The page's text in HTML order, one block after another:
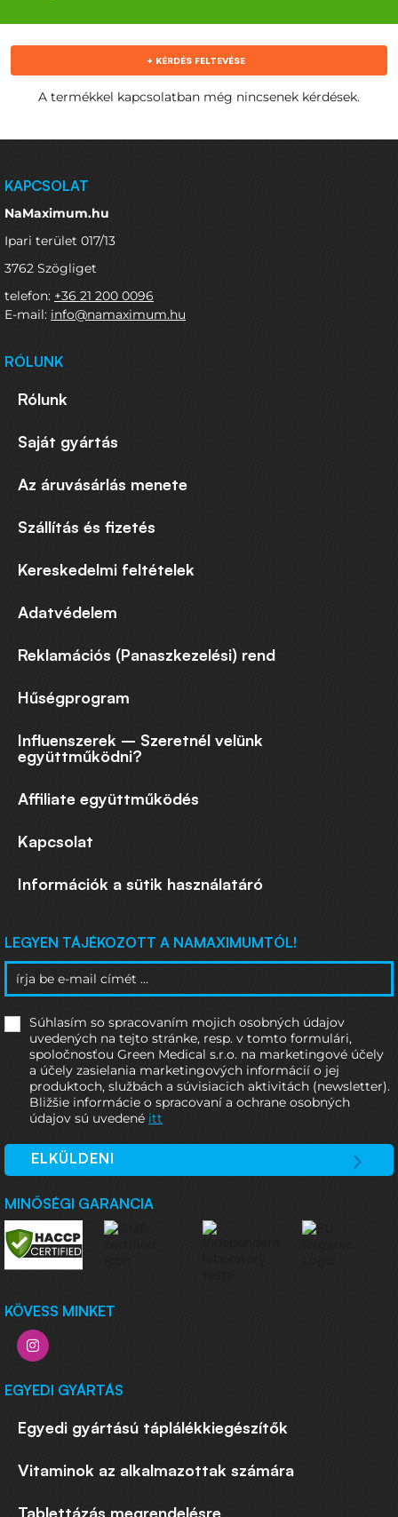
+ KÉRDÉS FELTEVÉSE
A termékkel kapcsolatban még nincsenek kérdések.
KAPCSOLAT
NaMaximum.hu
Ipari terület 017/13
3762 Szögliget
telefon: +36 21 200 0096
E-mail: info@namaximum.hu
RÓLUNK
Rólunk
Saját gyártás
Az áruvásárlás menete
Szállítás és fizetés
Kereskedelmi feltételek
Adatvédelem
Reklamációs (Panaszkezelési) rend
Hűségprogram
Influenszerek – Szeretnél velünk
együttműködni?
Affiliate együttműködés
Kapcsolat
Információk a sütik használatáró
LEGYEN TÁJÉKOZOTT A NAMAXIMUMTÓL!
Súhlasím so spracovaním mojich osobných údajov
uvedených na tejto stránke, resp. v tomto formulári,
spoločnosťou Green Medical s.r.o. na marketingové účely
a účely zasielania marketingových informácií o jej
produktoch, službách a súvisiacich aktivitách (newsletter).
Bližšie informácie o spracovaní a ochrane osobných
údajov sú uvedené itt
ELKÜLDENI
MINŐSÉGI GARANCIA
KÖVESS MINKET
EGYEDI GYÁRTÁS
Egyedi gyártású táplálékkiegészítők
Vitaminok az alkalmazottak számára
Tablettázás megrendelésre